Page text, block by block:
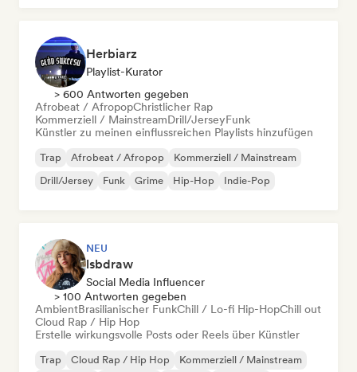
Herbiarz
Playlist-Kurator
> 600 Antworten gegeben
Afrobeat / AfropopChristlicher Rap
Kommerziell / MainstreamDrill/JerseyFunk
Künstler zu meinen einflussreichen Playlists hinzufügen
Trap Afrobeat / Afropop
Kommerziell / Mainstream
Drill/Jersey
Funk Grime Hip-Hop Indie-Pop
NEU
lsbdraw
Social Media Influencer
> 100 Antworten gegeben
AmbientBrasilianischer FunkChill / Lo-fi Hip-HopChill out
Cloud Rap / Hip Hop
Erstelle wirkungsvolle Posts oder Reels über Künstler
Trap Cloud Rap / Hip Hop
Kommerziell / Mainstream